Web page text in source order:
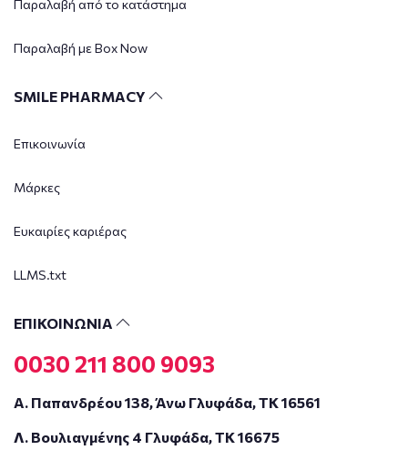
Παραλαβή από το κατάστημα
Παραλαβή με Box Now
SMILE PHARMACY
Επικοινωνία
Μάρκες
Ευκαιρίες καριέρας
LLMS.txt
ΕΠΙΚΟΙΝΩΝΙΑ
0030 211 800 9093
Α. Παπανδρέου 138, Άνω Γλυφάδα, ΤΚ 16561
Λ. Βουλιαγμένης 4 Γλυφάδα, ΤΚ 16675